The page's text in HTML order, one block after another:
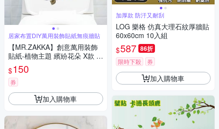
居家布置DIY萬用裝飾貼紙無痕牆貼
【MR.ZAKKA】創意萬用裝飾
貼紙-植物主題 繽紛花朵 X款 居
家布置 DIY可移式壁貼 無痕壁
貼 牆貼
$150
券
加入購物車
加厚款 防汙又耐刮
LOG 樂格 仿真大理石紋厚牆貼
60x60cm 10入組
$587 86折
限時下殺 券
加入購物車